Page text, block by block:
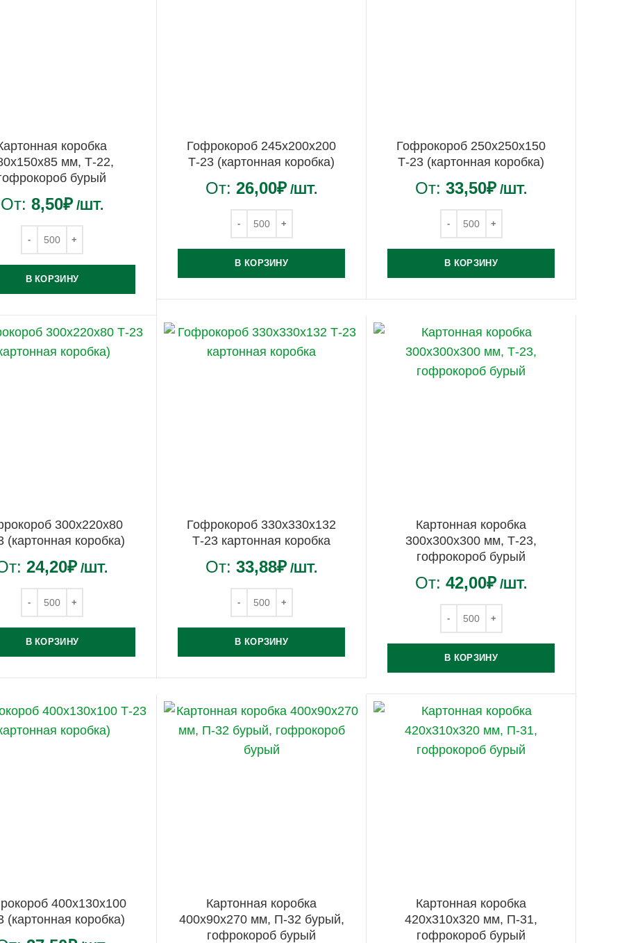
коробка
мм, Т-22,
бурый
От: 8,50₽ /ШТ.
В КОРЗИНУ
Гофрокороб 245х200х200
Т-23 (картонная коробка)
От:26,00₽ /ШТ.
В КОРЗИНУ
Гофрокороб 250х250х150
Т-23 (картонная коробка)
От:33,50₽ /ШТ.
В КОРЗИНУ
300х220х80
(картонная коробка)
24,20₽ /ШТ.
В КОРЗИНУ
Гофрокороб 330х330х132
Т-23 картонная коробка
От:33,88₽ /ШТ.
В КОРЗИНУ
Картонная коробка
300х300х300 мм, Т-23,
гофрокороб бурый
От:42,00₽ /ШТ.
В КОРЗИНУ
400х130х100
(картонная коробка)
Картонная коробка
400х90х270 мм, П-32 бурый,
гофрокороб бурый
Картонная коробка
420х310х320 мм, П-31,
гофрокороб бурый